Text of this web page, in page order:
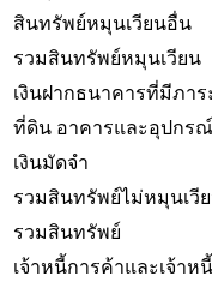
สินทรัพย์หมุนเวียนอื่น
รวมสินทรัพย์หมุนเวียน
เงินฝากธนาคารที่มีภา
ที่ดิน อาคารและอุปกรณ์
เงินมัดจำ
รวมสินทรัพย์ไม่หมุนเวี
รวมสินทรัพย์
เจ้าหนี้การค้าและเจ้าห